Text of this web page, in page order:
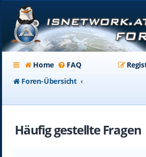
Home FAQ
Foren-Übersicht
Häufig gestellte Fragen